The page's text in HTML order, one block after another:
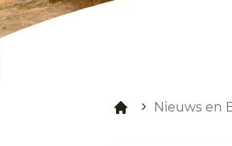
Nieuws en